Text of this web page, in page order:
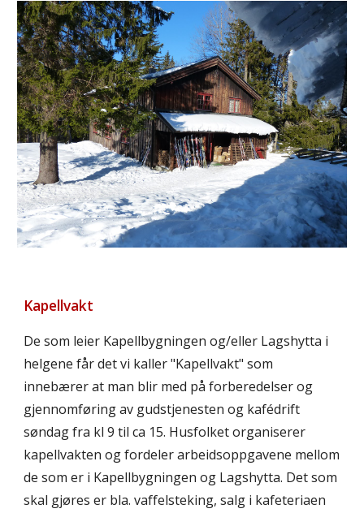
Kapellvakt
De som leier Kapellbygningen og/eller Lagshytta i
helgene får det vi kaller "Kapellvakt" som
innebærer at man blir med på forberedelser og
gjennomføring av gudstjenesten og kafédrift
søndag fra kl 9 til ca 15. Husfolket organiserer
kapellvakten og fordeler arbeidsoppgavene mellom
de som er i Kapellbygningen og Lagshytta. Det som
skal gjøres er bla. vaffelsteking, salg i kafeteriaen